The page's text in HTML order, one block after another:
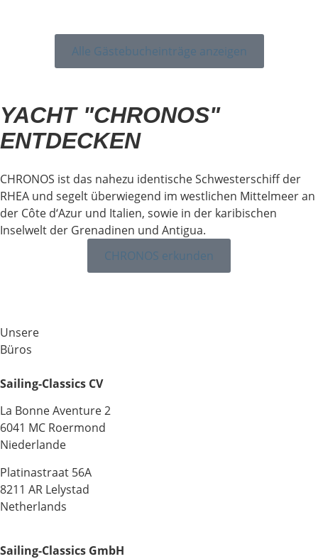
Alle Gästebucheinträge anzeigen
YACHT "CHRONOS"
ENTDECKEN
CHRONOS ist das nahezu identische Schwesterschiff der
RHEA und segelt überwiegend im westlichen Mittelmeer an
der Côte d‘Azur und Italien, sowie in der karibischen
Inselwelt der Grenadinen und Antigua.
CHRONOS erkunden
Unsere
Büros
Sailing-Classics CV
La Bonne Aventure 2
6041 MC Roermond
Niederlande
Platinastraat 56A
8211 AR Lelystad
Netherlands
Sailing-Classics GmbH